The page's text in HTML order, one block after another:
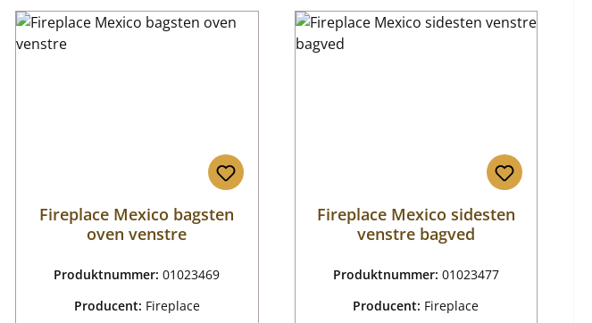
Fireplace Mexico bagsten
oven venstre
Produktnummer:01023469
Producent: Fireplace
Fireplace Mexico sidesten
venstre bagved
Produktnummer: 01023477
Producent: Fireplace